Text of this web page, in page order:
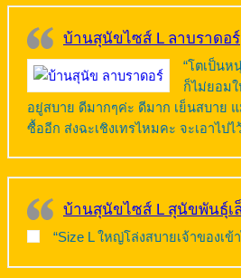
บ้านสุนัขไซส์ L ลาบราดอร์
“โตเป็นห
ก็ไม่ยอมใ
อยู่สบาย ดีมากๆค่ะ ดีมาก เย็นสบาย
ซื้ออีก ส่งฉะเชิงเทรไหมคะ จะเอาไปไ
บ้านสุนัขไซส์ L สุนัขพันธุ์เ
“Size L ใหญ่โล่งสบายเจ้าของเข้